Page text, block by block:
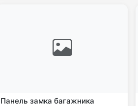
Панель замка багажника